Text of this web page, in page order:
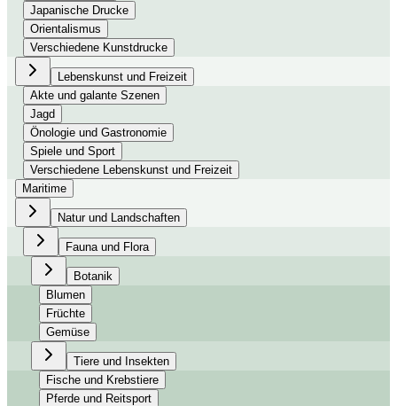
Japanische Drucke
Orientalismus
Verschiedene Kunstdrucke
Lebenskunst und Freizeit
Akte und galante Szenen
Jagd
Önologie und Gastronomie
Spiele und Sport
Verschiedene Lebenskunst und Freizeit
Maritime
Natur und Landschaften
Fauna und Flora
Botanik
Blumen
Früchte
Gemüse
Tiere und Insekten
Fische und Krebstiere
Pferde und Reitsport